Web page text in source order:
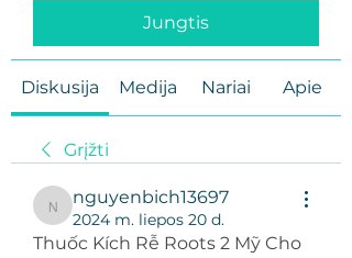
Jungtis
Diskusija Medija Nariai Apie
Grįžti
nguyenbich13697
nguyenbich13697
2024 m. liepos 20 d.
Thuốc Kích Rễ Roots 2 Mỹ Cho